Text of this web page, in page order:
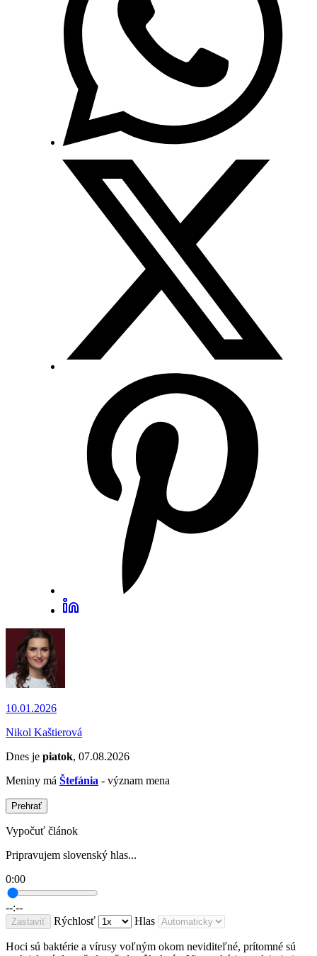
10.01.2026
Nikol Kaštierová
Dnes je piatok, 07.08.2026
Meniny má Štefánia - význam mena
Prehrať
Vypočuť článok
Pripravujem slovenský hlas...
0:00
--:--
Zastaviť Rýchlosť Hlas
Hoci sú baktérie a vírusy voľným okom neviditeľné, prítomné sú